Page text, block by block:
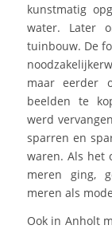
kunstmatig
water. Later
tuinbouw. De
maar eerder
beelden te
werd
sparren en
waren. Als het
meren ging,
meren als
Ook in Anholt